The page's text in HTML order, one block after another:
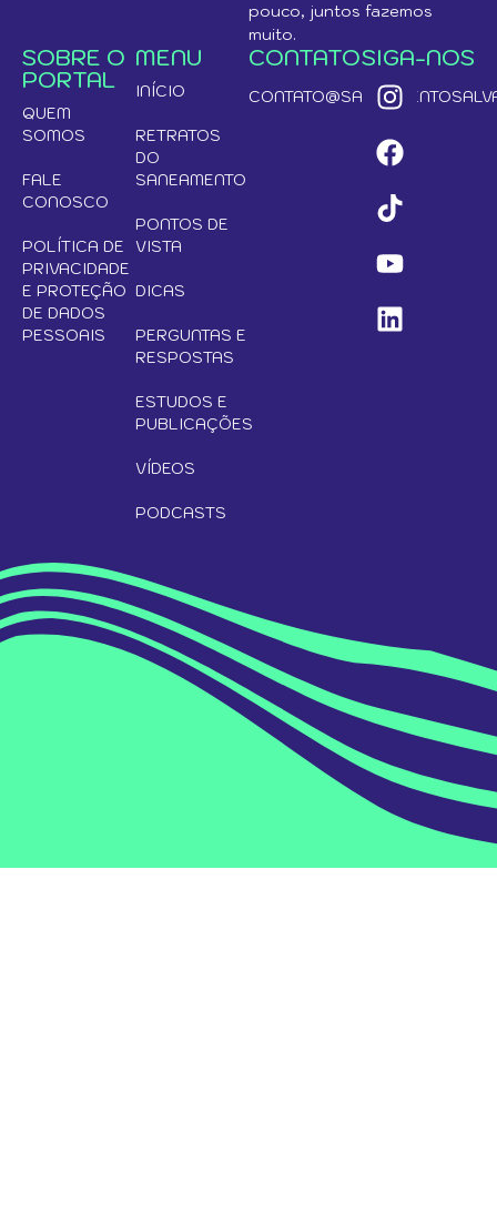
pouco, juntos fazemos
muito.
SOBRE O
PORTAL
QUEM
SOMOS
FALE
CONOSCO
POLÍTICA DE
PRIVACIDADE
E PROTEÇÃO
DE DADOS
PESSOAIS
MENU
INÍCIO
RETRATOS
DO
SANEAMENTO
PONTOS DE
VISTA
DICAS
PERGUNTAS E
RESPOSTAS
ESTUDOS E
PUBLICAÇÕES
VÍDEOS
PODCASTS
CONTATOSIGA-NOS